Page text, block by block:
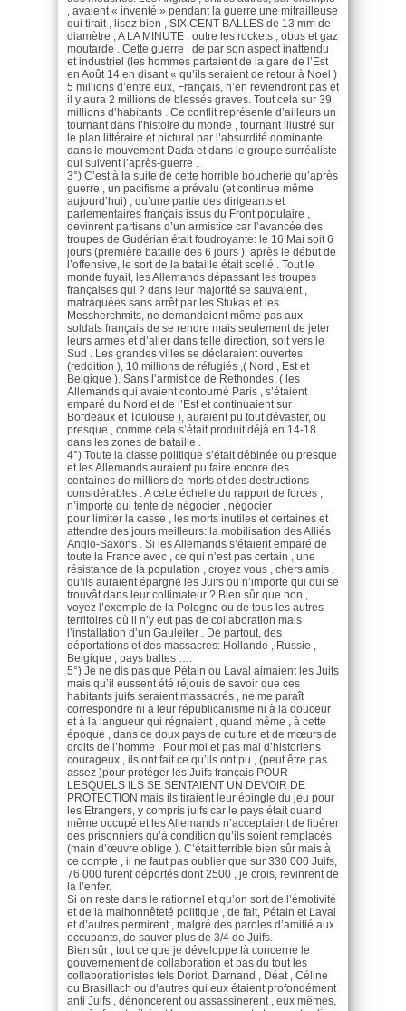
, avaient « inventé » pendant la guerre une mitrailleuse
qui tirait , lisez bien , SIX CENT BALLES de 13 mm de
diamètre , A LA MINUTE , outre les rockets , obus et gaz
moutarde . Cette guerre , de par son aspect inattendu
et industriel (les hommes partaient de la gare de l’Est
en Août 14 en disant « qu’ils seraient de retour à Noel )
5 millions d’entre eux, Français, n’en reviendront pas et
il y aura 2 millions de blessés graves. Tout cela sur 39
millions d’habitants . Ce conflit représente d’ailleurs un
tournant dans l’histoire du monde , tournant illustré sur
le plan littéraire et pictural par l’absurdité dominante
dans le mouvement Dada et dans le groupe surréaliste
qui suivent l’après-guerre .
3°) C’est à la suite de cette horrible boucherie qu’après
guerre , un pacifisme a prévalu (et continue même
aujourd’hui) , qu’une partie des dirigeants et
parlementaires français issus du Front populaire ,
devinrent partisans d’un armistice car l’avancée des
troupes de Gudérian était foudroyante: le 16 Mai soit 6
jours (première bataille des 6 jours ), après le début de
l’offensive, le sort de la bataille était scellé . Tout le
monde fuyait, les Allemands dépassant les troupes
françaises qui ? dans leur majorité se sauvaient ,
matraquées sans arrêt par les Stukas et les
Messherchmits, ne demandaient même pas aux
soldats français de se rendre mais seulement de jeter
leurs armes et d’aller dans telle direction, soit vers le
Sud . Les grandes villes se déclaraient ouvertes
(reddition ), 10 millions de réfugiés ,( Nord , Est et
Belgique ). Sans l’armistice de Rethondes, ( les
Allemands qui avaient contourné Paris , s’étaient
emparé du Nord et de l’Est et continuaient sur
Bordeaux et Toulouse ), auraient pu tout dévaster, ou
presque , comme cela s’était produit déjà en 14-18
dans les zones de bataille .
4°) Toute la classe politique s’était débinée ou presque
et les Allemands auraient pu faire encore des
centaines de milliers de morts et des destructions
considérables . A cette échelle du rapport de forces ,
n’importe qui tente de négocier , négocier
pour limiter la casse , les morts inutiles et certaines et
attendre des jours meilleurs: la mobilisation des Alliés
Anglo-Saxons . Si les Allemands s’étaient emparé de
toute la France avec , ce qui n’est pas certain , une
résistance de la population , croyez vous , chers amis ,
qu’ils auraient épargné les Juifs ou n’importe qui qui se
trouvât dans leur collimateur ? Bien sûr que non ,
voyez l’exemple de la Pologne ou de tous les autres
territoires où il n’y eut pas de collaboration mais
l’installation d’un Gauleiter . De partout, des
déportations et des massacres: Hollande , Russie ,
Belgique , pays baltes ….
5°) Je ne dis pas que Pétain ou Laval aimaient les Juifs
mais qu’il eussent été réjouis de savoir que ces
habitants juifs seraient massacrés , ne me paraît
correspondre ni à leur républicanisme ni à la douceur
et à la langueur qui régnaient , quand même , à cette
époque , dans ce doux pays de culture et de mœurs de
droits de l’homme . Pour moi et pas mal d’historiens
courageux , ils ont fait ce qu’ils ont pu , (peut être pas
assez )pour protéger les Juifs français POUR
LESQUELS ILS SE SENTAIENT UN DEVOIR DE
PROTECTION mais ils tiraient leur épingle du jeu pour
les Etrangers, y compris juifs car le pays était quand
même occupé et les Allemands n’acceptaient de libérer
des prisonniers qu’à condition qu’ils soient remplacés
(main d’œuvre oblige ). C’était terrible bien sûr mais à
ce compte , il ne faut pas oublier que sur 330 000 Juifs,
76 000 furent déportés dont 2500 , je crois, revinrent de
la l’enfer.
Si on reste dans le rationnel et qu’on sort de l’émotivité
et de la malhonnêteté politique , de fait, Pétain et Laval
et d’autres permirent , malgré des paroles d’amitié aux
occupants, de sauver plus de 3/4 de Juifs.
Bien sûr , tout ce que je développe là concerne le
gouvernement de collaboration et pas du tout les
collaborationistes tels Doriot, Darnand , Déat , Céline
ou Brasillach ou d’autres qui eux étaient profondément
anti Juifs , dénoncèrent ou assassinèrent , eux mêmes,